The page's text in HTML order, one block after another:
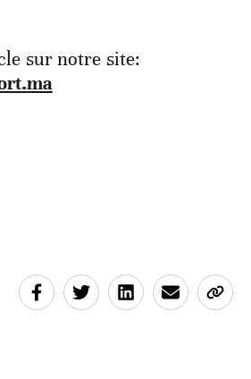
sur notre site: